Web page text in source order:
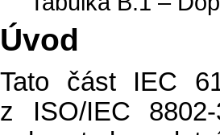
Úvod
Tato část IEC
z ISO/IEC